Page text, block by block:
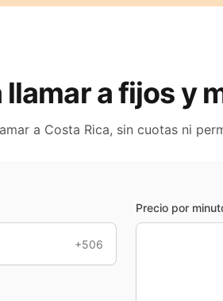
a fijos y
a Costa Rica, sin cuotas ni
+506
Precio por